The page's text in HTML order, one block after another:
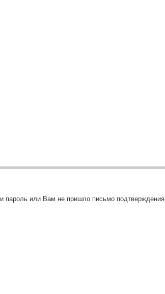
пароль или Вам не пришло письмо подтверждения,